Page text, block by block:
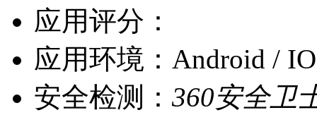
应用评分：
应用环境： Android /
安全检测： 360安全卫